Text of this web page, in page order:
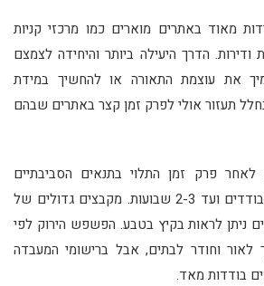
מאוד באתרים מוארים כמו מרכזי קניות
ודירות. הדרך היעילה ביותר והיחידה לצמצם
את עוצמת התאורה או להחשיך במידת
תעזור אולי לפרק זמן קצר באתרים שבהם
פרק זמן התלוי בתנאים הסביבתיים
ועלולה להימשך מימים בודדים ועד 2-3 שבועות. מקבצים גדולים של
ניתן לראות בקיץ בטבע. הפשפש הירוק לפי
(1982) נמשך לאור וחודר לבתים, אבל ברישומי המעבדה
בודדות מאד.